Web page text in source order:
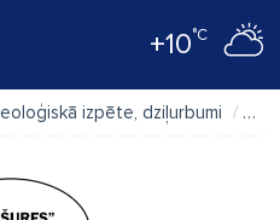
+10°C
izpēte, dziļurbumi